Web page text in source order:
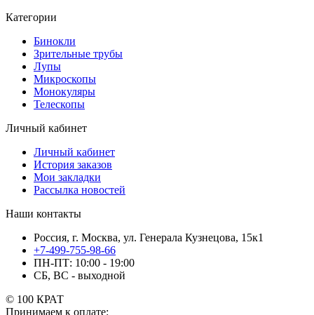
Категории
Бинокли
Зрительные трубы
Лупы
Микроскопы
Монокуляры
Телескопы
Личный кабинет
Личный кабинет
История заказов
Мои закладки
Рассылка новостей
Наши контакты
Россия, г. Москва, ул. Генерала Кузнецова, 15к1
+7-499-755-98-66
ПН-ПТ: 10:00 - 19:00
СБ, ВС - выходной
© 100 КРАТ
Принимаем к оплате: